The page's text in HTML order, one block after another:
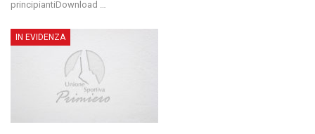
principiantiDownload
IN EVIDENZA